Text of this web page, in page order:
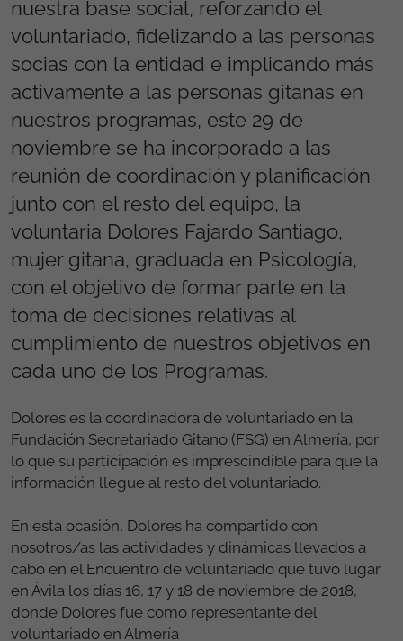
nuestra base social, reforzando el
voluntariado, fidelizando a las personas
socias con la entidad e implicando más
activamente a las personas gitanas en
nuestros programas, este 29 de
noviembre se ha incorporado a las
reunión de coordinación y planificación
junto con el resto del equipo, la
voluntaria Dolores Fajardo Santiago,
mujer gitana, graduada en Psicología,
con el objetivo de formar parte en la
toma de decisiones relativas al
cumplimiento de nuestros objetivos en
cada uno de los Programas.
Dolores es la coordinadora de voluntariado en la
Fundación Secretariado Gitano (FSG) en Almería, por
lo que su participación es imprescindible para que la
información llegue al resto del voluntariado.
En esta ocasión, Dolores ha compartido con
nosotros/as las actividades y dinámicas llevados a
cabo en el Encuentro de voluntariado que tuvo lugar
en Ávila los días 16, 17 y 18 de noviembre de 2018,
donde Dolores fue como representante del
voluntariado en Almería